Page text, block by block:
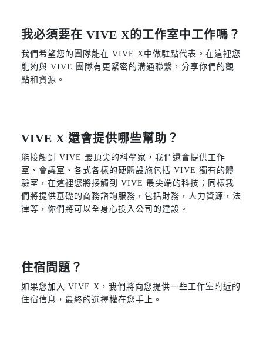
我必須要在 VIVE X的工作室中工作嗎？
我們希望您的團隊能在 VIVE X中做駐點代表。在這裡您
能夠與 VIVE 團隊有更緊密的溝通聯繫，分享你們的觀
點和資源。
VIVE X 還會提供哪些幫助？
能接觸到 VIVE 最頂尖的科學家，我們還會提供工作
室、會議室、各式各樣的硬體設施包括 VIVE 獨有的體
驗室，在這裡您將接觸到 VIVE 最尖端的科技；同樣我
們將提供基礎的商務諮詢服務，包括財務，人力資源，法
律等，你們將可以全身心投入公司的建設。
住宿問題？
如果您加入 VIVE X，我們將向您提供一些工作室附近的
住宿信息，最終的選擇權在您手上。